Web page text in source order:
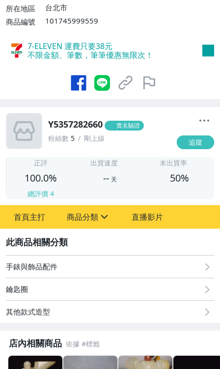
所在地區
台北市
商品編號
101745999559
7-ELEVEN 運費只要38元
不限金額、筆數，筆筆優惠無限次！
Y5357282660 實名驗證
粉絲數 5 剛上線 追蹤
正評
100.0%
總評價 4
出貨速度
-- 天
未出貨率
50%
首頁主打 商品分類
圖書/影音/文具
古董、藝術與礦石
偶像、球員卡與郵幣
直播影片
手錶與飾品配件
鑰匙圈
其他款式造型
店內相關商品